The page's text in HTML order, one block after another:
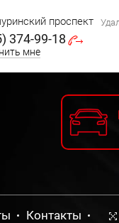
проспект
374-99-18
мне
Контакты